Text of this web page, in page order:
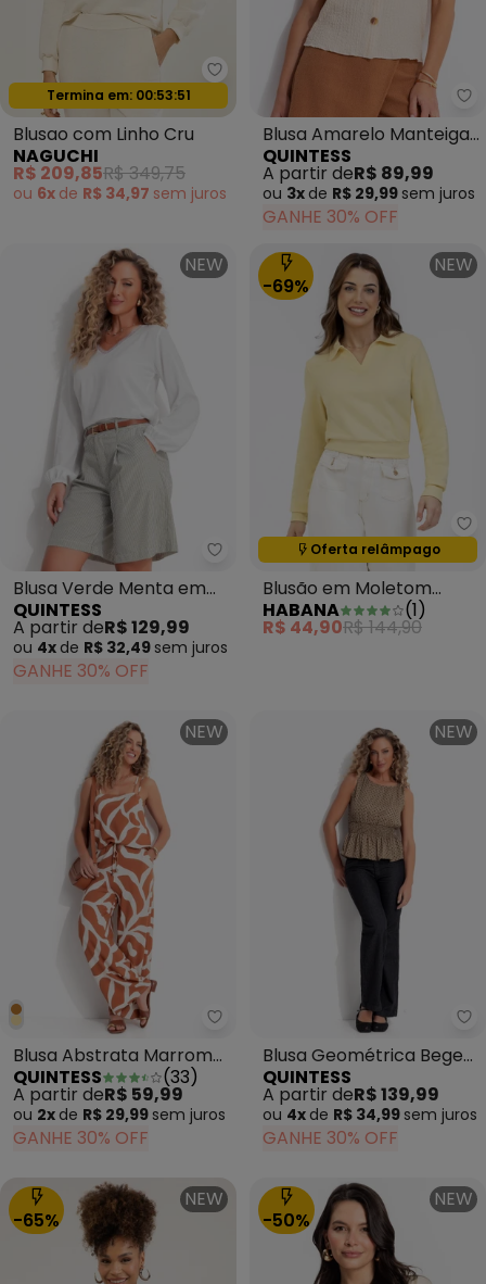
Naguchi - Blusao com Linho Cru
Oferta relâmpago
Termina em: 00:53:49
Blusao com Linho Cru
NAGUCHI
R$ 209,85R$ 349,75
ou 6x de R$ 34,97 sem juros
Blusa Amarelo Manteiga
em Malha Texturizada
QUINTESS
A partir deR$ 89,99
ou 3x de R$ 29,99 sem juros
GANHE 30% OFF
NEW
Quintess - Blusa Verde Menta
Blusa Verde Menta em
Viscose Plana
QUINTESS
A partir deR$ 129,99
ou 4x de R$ 32,49 sem juros
GANHE 30% OFF
-69%
NEW
Oferta relâmpago
Termina em:00:53:50
Blusão em Moletom
Amarelo Claro
HABANA (1)
R$ 44,90R$ 144,90
NEW
Quintess - Blusa Abstrata
Blusa Abstrata Marrom
em Malha de Viscose
QUINTESS (33)
A partir deR$ 59,99
ou 2x de R$ 29,99 sem juros
GANHE 30% OFF
NEW
Blusa Geométrica Bege
em Crepe Plano
QUINTESS
A partir deR$ 139,99
ou 4x de R$ 34,99 sem juros
GANHE 30% OFF
-65%
NEW
-50%
NEW